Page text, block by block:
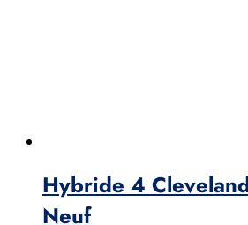
Hybride 4
Neuf